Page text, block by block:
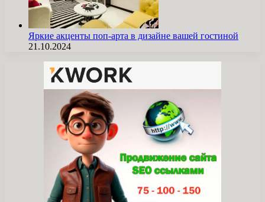
Яркие акценты поп-арта в дизайне вашей гостиной
21.10.2024